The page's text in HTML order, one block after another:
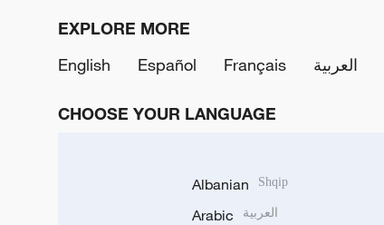
EXPLORE MORE
English
Español Français العربية
CHOOSE YOUR LANGUAGE
Albanian Shqip
Arabic العربية